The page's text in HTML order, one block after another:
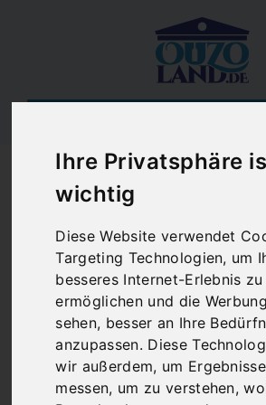
Ihre Privatsphäre
wichtig
Diese Website verwendet
Targeting Technologien, um
besseres Internet-Erlebnis zu
ermöglichen und die
sehen, besser an Ihre
anzupassen. Diese
wir außerdem, um
messen, um zu verstehen,
Startseite Blog Roter Ouzo
Roter Ouzo
Roter Ouzo-Cocktail
für einen besonderen
Sommerdrink
Nicht immer gibt es beim
noch den klassischen
einem freundlichen „Jassas &